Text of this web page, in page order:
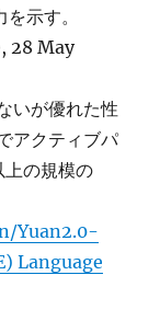
示す。
28 May
いが優れた性
アクティブパ
の規模の
Yuan2.0-
Language